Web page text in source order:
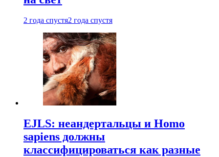
2 года спустя2 года спустя
EJLS: неандертальцы и Homo
sapiens должны
классифицироваться как разные